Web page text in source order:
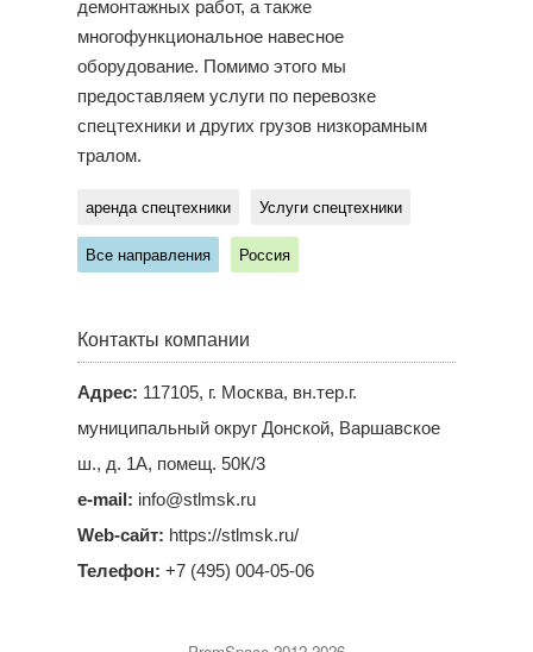
демонтажных работ, а также
многофункциональное навесное
оборудование. Помимо этого мы
предоставляем услуги по перевозке
спецтехники и других грузов низкорамным
тралом.
аренда спецтехники Услуги спецтехники
Все направления Россия
Контакты компании
Адрес: 117105, г. Москва, вн.тер.г.
муниципальный округ Донской, Варшавское
ш., д. 1А, помещ. 50К/3
e-mail: info@stlmsk.ru
Web-сайт: https://stlmsk.ru/
Телефон: +7 (495) 004-05-06